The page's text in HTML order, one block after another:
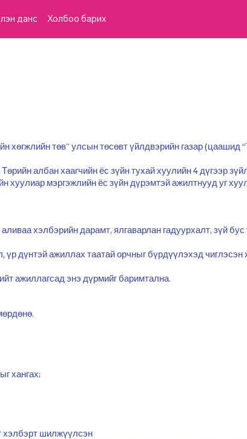
данс Холбоо барих
хөгжлийн төв” улсын төсөвт үйлдвэрийн газар (цаашид
албан хаагчийн ёс зүйн тухай хуулийн 4 дүгээр
хуулиар мэргэжлийн ёс зүйн дүрэмтэй ажилтнууд уг
хэлбэрийн дарамт, ялгаварлан гадуурхалт, зүй
дүнтэй ажиллах таатай орчныг бүрдүүлэхэд чиглэсэн
ажиллагсад энэ дүрмийг баримтална.
хангах;
хэлбэрт шилжүүлсэн